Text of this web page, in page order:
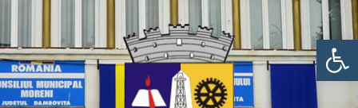
Deschide bara de unelte
sidebar
sidebar